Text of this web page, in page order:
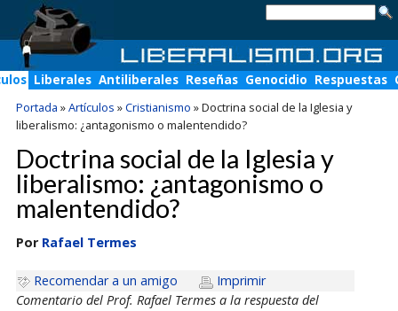
Liberales Antiliberales Reseñas Genocidio Respuestas
Portada »Artículos »Cristianismo »Doctrina social de la Iglesia y
liberalismo: ¿antagonismo o malentendido?
Doctrina social de la Iglesia y
liberalismo: ¿antagonismo o
malentendido?
Por Rafael Termes
Recomendar a un amigo
Imprimir
Comentario del Prof. Rafael Termes a la respuesta del